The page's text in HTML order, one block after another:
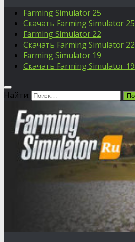
Farming Simulator 25
Скачать Farming Simulator 25
Farming Simulator 22
Скачать Farming Simulator 22
Farming Simulator 19
Скачать Farming Simulator 19
Найти: